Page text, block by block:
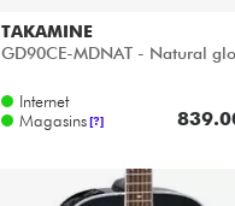
TAKAMINE
GD90CE-MDNAT - Natural
Internet
Magasins [?]